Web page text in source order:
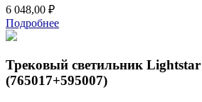
6 048,00 ₽
Подробнее
Трековый светильник
(765017+595007)